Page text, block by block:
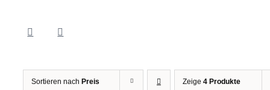
Sortieren nach Preis Zeige 4 Produkte